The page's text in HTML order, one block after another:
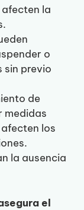
la
o
sin previo
de
medidas
los
la ausencia
el